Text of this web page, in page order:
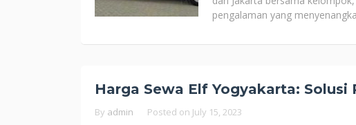
pengalaman yang
Harga Sewa Elf Yogyakarta:
By admin Posted on July 15, 2023